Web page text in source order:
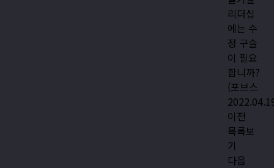
리더십
에는 수
정 구슬
이 필요
합니까?
(포브스
이전
목록보
기
다음